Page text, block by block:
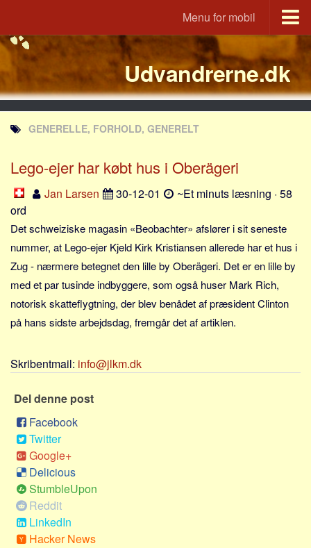
Menu for mobil
Portal
Udvandrerne.dk
Utvandrerne.no
Utvandrarna.se
Tyskland.dk
Rusland.dk
JLKM.dk
Lande
Tyrkiet
Spanien
Frankrig
Sverige
Thailand
Grækenland
USA
Alle
Nøgleord
Bolig
Job
Virksomhed
Udvandrerne.dk
GENERELLE, FORHOLD, GENERELT
Lego-ejer har købt hus i Oberägeri
Jan Larsen 30-12-01
~Et minuts læsning · 58
ord
Det schweiziske magasin «Beobachter» afslører i sit seneste
nummer, at Lego-ejer Kjeld Kirk Kristiansen allerede har et hus i
Zug - nærmere betegnet den lille by Oberägeri. Det er en lille by
med et par tusinde indbyggere, som også huser Mark Rich,
notorisk skatteflygtning, der blev benådet af præsident Clinton
på hans sidste arbejdsdag, fremgår det af artiklen.
Skribentmail: info@jlkm.dk
Del denne post
Facebook
Twitter
Google+
Delicious
StumbleUpon
Reddit
LinkedIn
Hacker News